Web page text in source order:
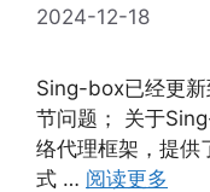
2024-12-18
Sing-box已经更新
节问题； 关于
络代理框架，提供
式 … 阅读更多